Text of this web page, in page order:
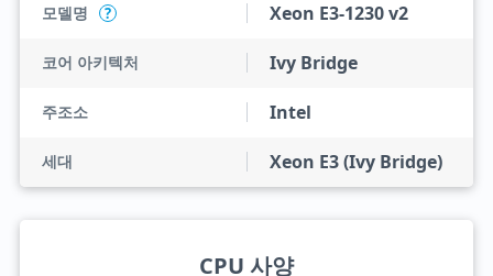
모델명 ? Xeon E3-1230 v2
코어 아키텍처 Ivy Bridge
주조소 Intel
세대 Xeon E3 (Ivy Bridge)
CPU 사양